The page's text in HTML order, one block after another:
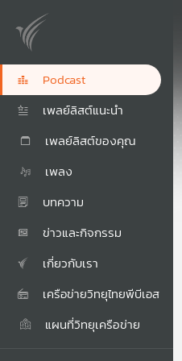
Podcast
เพลย์ลิสต์แนะนำ
เพลย์ลิสต์ของคุณ
เพลง
บทความ
ข่าวและกิจกรรม
เกี่ยวกับเรา
เครือข่ายวิทยุไทยพีบีเอส
แผนที่วิทยุเครือข่าย